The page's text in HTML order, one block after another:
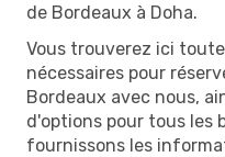
de Bordeaux à Doha.
Vous trouverez ici
nécessaires pour
Bordeaux avec nous,
d'options pour tous les
fournissons les